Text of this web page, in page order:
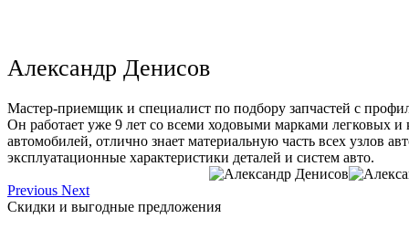
Александр Денисов
Мастер-приемщик и специалист по подбору запчастей с
Он работает уже 9 лет со всеми ходовыми марками легковых и
автомобилей, отлично знает материальную часть всех узлов
эксплуатационные характеристики деталей и систем авто.
Previous Next
Скидки и выгодные предложения